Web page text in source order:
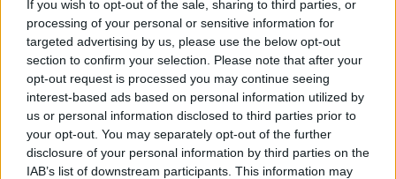
If you wish to opt-out of the sale, sharing to third parties, or
processing of your personal or sensitive information for
targeted advertising by us, please use the below opt-out
section to confirm your selection. Please note that after your
opt-out request is processed you may continue seeing
interest-based ads based on personal information utilized by
us or personal information disclosed to third parties prior to
your opt-out. You may separately opt-out of the further
disclosure of your personal information by third parties on the
IAB’s list of downstream participants. This information may